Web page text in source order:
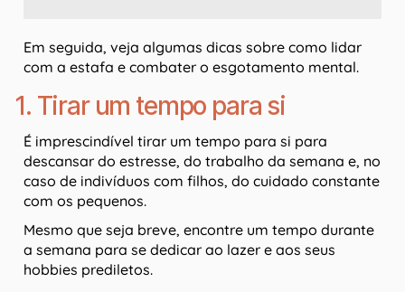
Em seguida, veja algumas dicas sobre como lidar
com a estafa e combater o esgotamento mental.
1. Tirar um tempo para si
É imprescindível tirar um tempo para si para
descansar do estresse, do trabalho da semana e, no
caso de indivíduos com filhos, do cuidado constante
com os pequenos.
Mesmo que seja breve, encontre um tempo durante
a semana para se dedicar ao lazer e aos seus
hobbies prediletos.